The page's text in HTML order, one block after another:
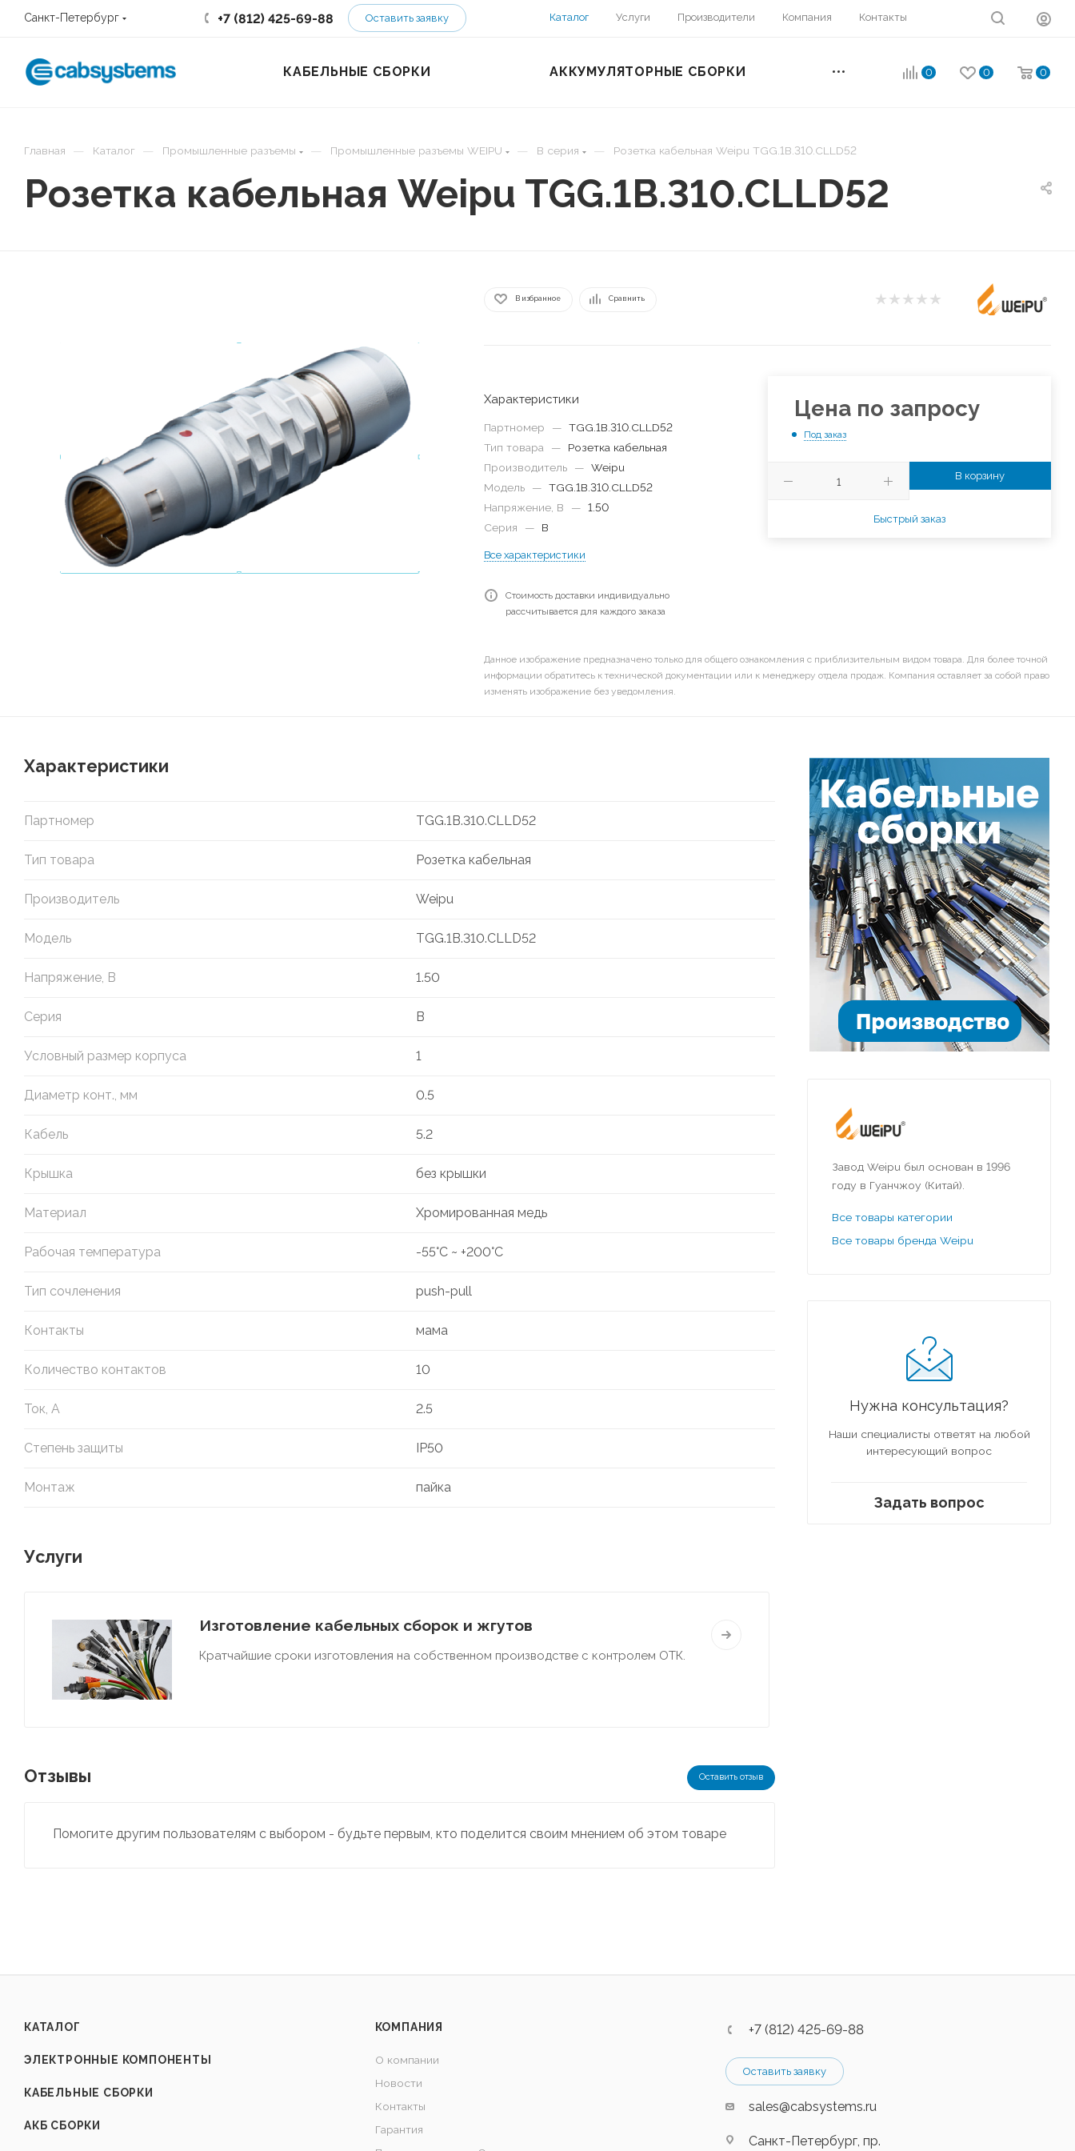
Санкт-Петербург +7 (812) 425-69-88 Оставить заявку Каталог Услуги Производители Компания Контакты
0 0 0
КАБЕЛЬНЫЕ СБОРКИ АККУМУЛЯТОРНЫЕ СБОРКИ
Главная — Каталог — Промышленные разъемы — Промышленные разъемы WEIPU — B серия — Розетка кабельная Weipu TGG.1B.310.CLLD52
Розетка кабельная Weipu TGG.1B.310.CLLD52
В избранное Сравнить
Характеристики
Партномер — TGG.1B.310.CLLD52
Тип товара
—
Розетка кабельная
Производитель
— Weipu
Модель
— TGG.1B.310.CLLD52
Напряжение, В
— 1.50
Серия
— B
Все характеристики
Стоимость доставки индивидуально
рассчитывается для каждого заказа
Цена по запросу
Под заказ
В корзину
Быстрый заказ
Данное изображение предназначено только для общего ознакомления с приблизительным видом товара. Для более точной
информации обратитесь к технической документации или к менеджеру отдела продаж. Компания оставляет за собой право
изменять изображение без уведомления.
Характеристики
Партномер TGG.1B.310.CLLD52
Тип товара Розетка кабельная
Производитель Weipu
Модель TGG.1B.310.CLLD52
Напряжение, В 1.50
Серия B
Условный размер корпуса 1
Диаметр конт., мм 0.5
Кабель 5.2
Крышка без крышки
Материал Хромированная медь
Рабочая температура -55°C ~ +200°C
Тип сочленения push-pull
Контакты мама
Количество контактов 10
Ток, А 2.5
Степень защиты IP50
Монтаж пайка
Услуги
Изготовление кабельных сборок и жгутов
Кратчайшие сроки изготовления на собственном производстве с контролем ОТК.
Отзывы Оставить отзыв
Помогите другим пользователям с выбором - будьте первым, кто поделится своим мнением об этом товаре
Завод Weipu был основан в 1996
году в Гуанчжоу (Китай).
Все товары категории
Все товары бренда Weipu
Нужна консультация?
Наши специалисты ответят на любой
интересующий вопрос
Задать вопрос
КАТАЛОГ
ЭЛЕКТРОННЫЕ КОМПОНЕНТЫ
КАБЕЛЬНЫЕ СБОРКИ
АКБ СБОРКИ
КОМПАНИЯ
О компании
Новости
Контакты
Гарантия
+7 (812) 425-69-88
Оставить заявку
sales@cabsystems.ru
Санкт-Петербург, пр.